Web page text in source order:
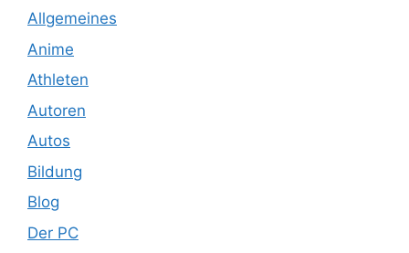
Allgemeines
Anime
Athleten
Autoren
Autos
Bildung
Blog
Der PC